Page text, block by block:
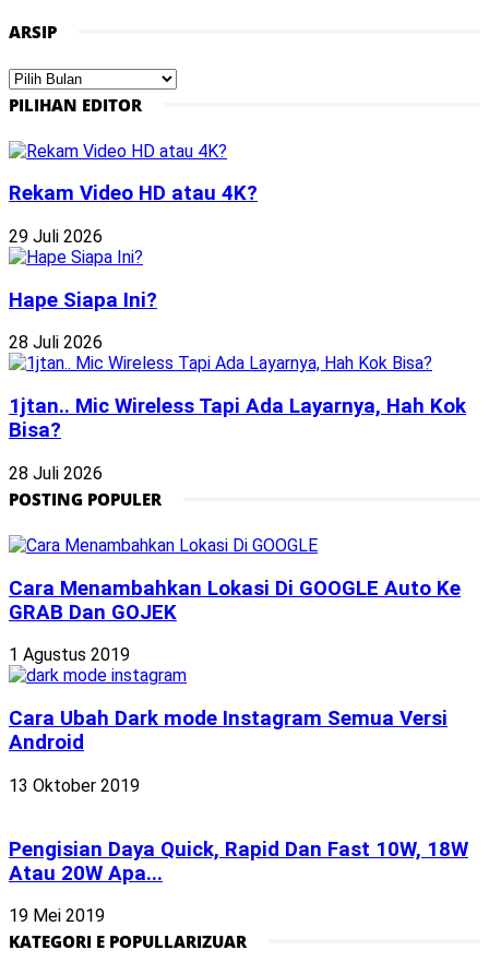
ARSIP
Arsip
PILIHAN EDITOR
Rekam Video HD atau 4K?
29 Juli 2026
Hape Siapa Ini?
28 Juli 2026
1jtan.. Mic Wireless Tapi Ada Layarnya, Hah Kok
Bisa?
28 Juli 2026
POSTING POPULER
Cara Menambahkan Lokasi Di GOOGLE Auto Ke
GRAB Dan GOJEK
1 Agustus 2019
Cara Ubah Dark mode Instagram Semua Versi
Android
13 Oktober 2019
Pengisian Daya Quick, Rapid Dan Fast 10W, 18W
Atau 20W Apa...
19 Mei 2019
KATEGORI E POPULLARIZUAR